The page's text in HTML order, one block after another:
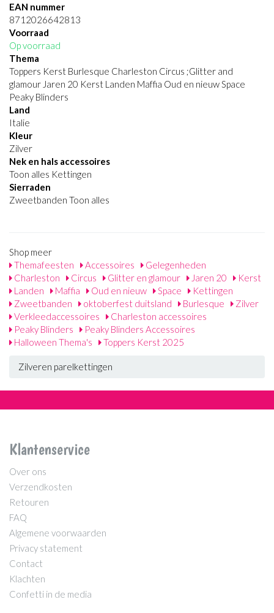
EAN nummer
8712026642813
Voorraad
Op voorraad
Thema
Toppers Kerst Burlesque Charleston Circus ;Glitter and
glamour Jaren 20 Kerst Landen Maffia Oud en nieuw Space
Peaky Blinders
Land
Italie
Kleur
Zilver
Nek en hals accessoires
Toon alles Kettingen
Sierraden
Zweetbanden Toon alles
Shop meer
Themafeesten
Accessoires
Gelegenheden
Charleston
Circus Glitter en glamour Jaren 20
Kerst
Landen
Maffia Oud en nieuw Space
Kettingen
Zweetbanden
oktoberfest duitsland Burlesque
Zilver
Verkleedaccessoires
Charleston accessoires
Peaky Blinders
Peaky Blinders Accessoires
Halloween Thema's
Toppers Kerst 2025
Zilveren parelkettingen
Klantenservice
Over ons
Verzendkosten
Retouren
FAQ
Algemene voorwaarden
Privacy statement
Contact
Klachten
Confetti in de media